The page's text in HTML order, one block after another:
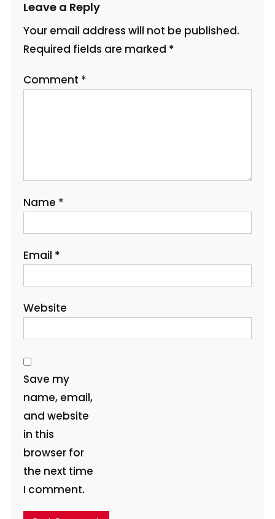
Leave a Reply
Your email address will not be published.
Required fields are marked *
Comment *
Name *
Email *
Website
Save my
name, email,
and website
in this
browser for
the next time
I comment.